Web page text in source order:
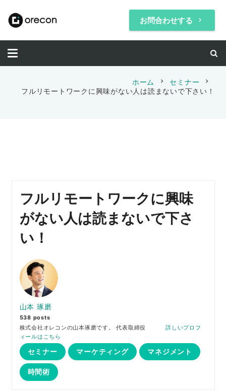
お問合わせする keyboard_arrow_right
ホーム chevron_right セミナー chevron_right
フルリモートワークに興味がない人は読まないで下さい！
フルリモートワークに興味
がない人は読まないで下さ
い！
山本 琢磨
538 posts
株式会社オレコンの山本琢磨です。 代表取締役 詳しいプロフ
ィールはこちら
セミナー マーケティング マネジメント
時間術